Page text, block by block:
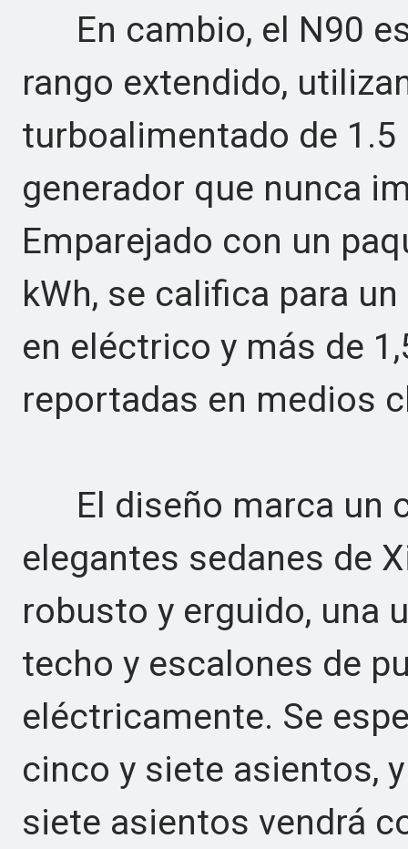
En cambio, el N90
rango extendido,
turboalimentado de
generador que nunca
Emparejado con un
kWh, se califica para
en eléctrico y más de
reportadas en medios
El diseño marca un
elegantes sedanes de
robusto y erguido, una
techo y escalones de
eléctricamente. Se
cinco y siete asientos,
siete asientos vendrá